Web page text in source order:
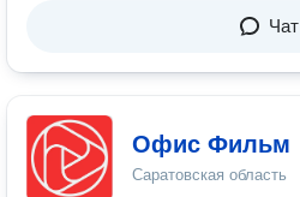
Чат
Офис Фильм
Саратовская область